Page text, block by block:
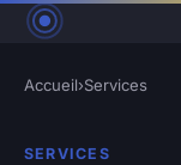
Accueil›Services
SERVICES